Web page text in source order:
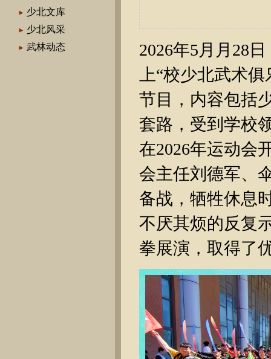
少北文库
少北风采
武林动态
2026年5月月28
上“校少北武术
节目，内容包括
套路，受到学校
在2026年运动会
会主任刘德军、
备战，牺牲休息
不厌其烦的反复
拳展演，取得了